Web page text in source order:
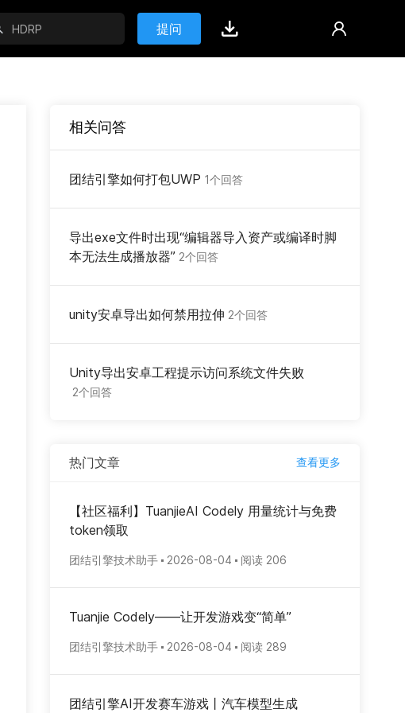
提问
相关问答
团结引擎如何打包UWP 1个回答
导出exe文件时出现“编辑器导入资产或编译时脚
本无法生成播放器” 2个回答
unity安卓导出如何禁用拉伸 2个回答
Unity导出安卓工程提示访问系统文件失败
2个回答
热门文章 查看更多
【社区福利】TuanjieAI Codely 用量统计与免费
token领取
团结引擎技术助手 2026-08-04 阅读 206
Tuanjie Codely——让开发游戏变“简单”
团结引擎技术助手 2026-08-04 阅读 289
团结引擎AI开发赛车游戏丨汽车模型生成